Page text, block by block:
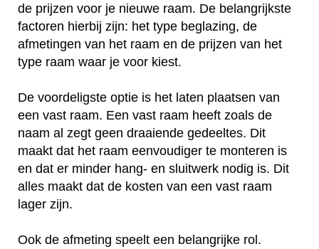
de prijzen voor je nieuwe raam. De belangrijkste
factoren hierbij zijn: het type beglazing, de
afmetingen van het raam en de prijzen van het
type raam waar je voor kiest.
De voordeligste optie is het laten plaatsen van
een vast raam. Een vast raam heeft zoals de
naam al zegt geen draaiende gedeeltes. Dit
maakt dat het raam eenvoudiger te monteren is
en dat er minder hang- en sluitwerk nodig is. Dit
alles maakt dat de kosten van een vast raam
lager zijn.
Ook de afmeting speelt een belangrijke rol.